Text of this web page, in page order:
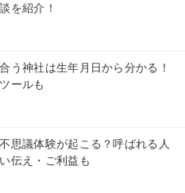
を紹介！
う神社は生年月日から分かる！
ールも
思議体験が起こる？呼ばれる人
伝え・ご利益も